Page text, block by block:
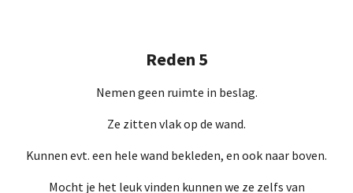
Reden 5
Nemen geen ruimte in beslag.
Ze zitten vlak op de wand.
Kunnen evt. een hele wand bekleden, en ook naar boven.
Mocht je het leuk vinden kunnen we ze zelfs van